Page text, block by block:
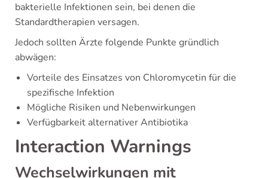
bakterielle Infektionen sein, bei denen die
Standardtherapien versagen.
Jedoch sollten Ärzte folgende Punkte gründlich
abwägen:
Vorteile des Einsatzes von Chloromycetin für die
spezifische Infektion
Mögliche Risiken und Nebenwirkungen
Verfügbarkeit alternativer Antibiotika
Interaction Warnings
Wechselwirkungen mit